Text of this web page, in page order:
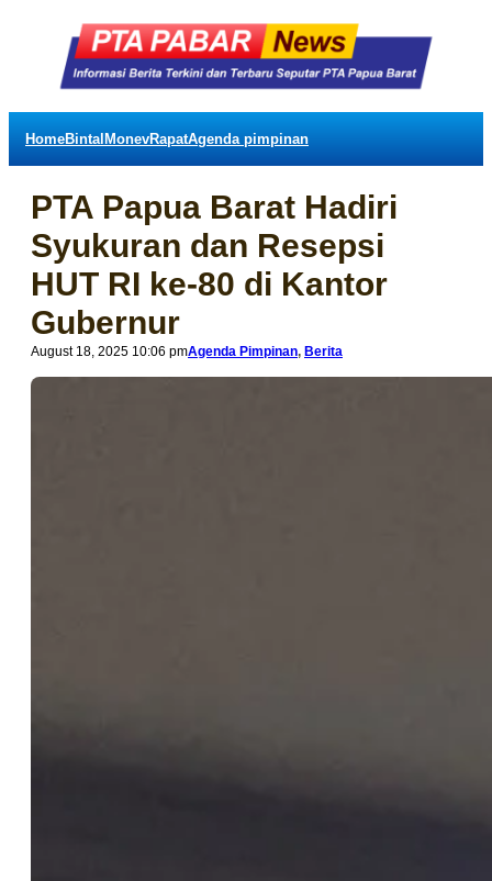
HomeBintal MonevRapatAgenda pimpinan
PTA Papua Barat Hadiri
Syukuran dan Resepsi
HUT RI ke-80 di Kantor
Gubernur
August 18, 2025 10:06 pmAgenda Pimpinan, Berita